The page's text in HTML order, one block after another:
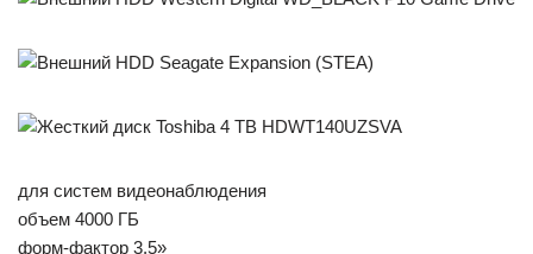
для систем видеонаблюдения
объем 4000 ГБ
форм-фактор 3.5»